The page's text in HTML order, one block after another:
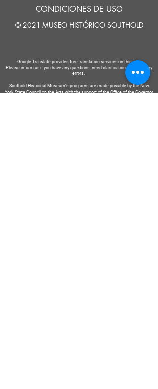
CONDICIONES DE USO
© 2021 MUSEO HISTÓRICO SOUTHOLD
Google Translate provides free translation services on this site.
Please inform us if you have any questions, need clarification or notice any
errors.
Southold Historical Museum's programs are made possible by the New
York State Council on the Arts with the support of the Office of the Governor